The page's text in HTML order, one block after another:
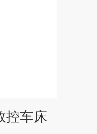
控车床